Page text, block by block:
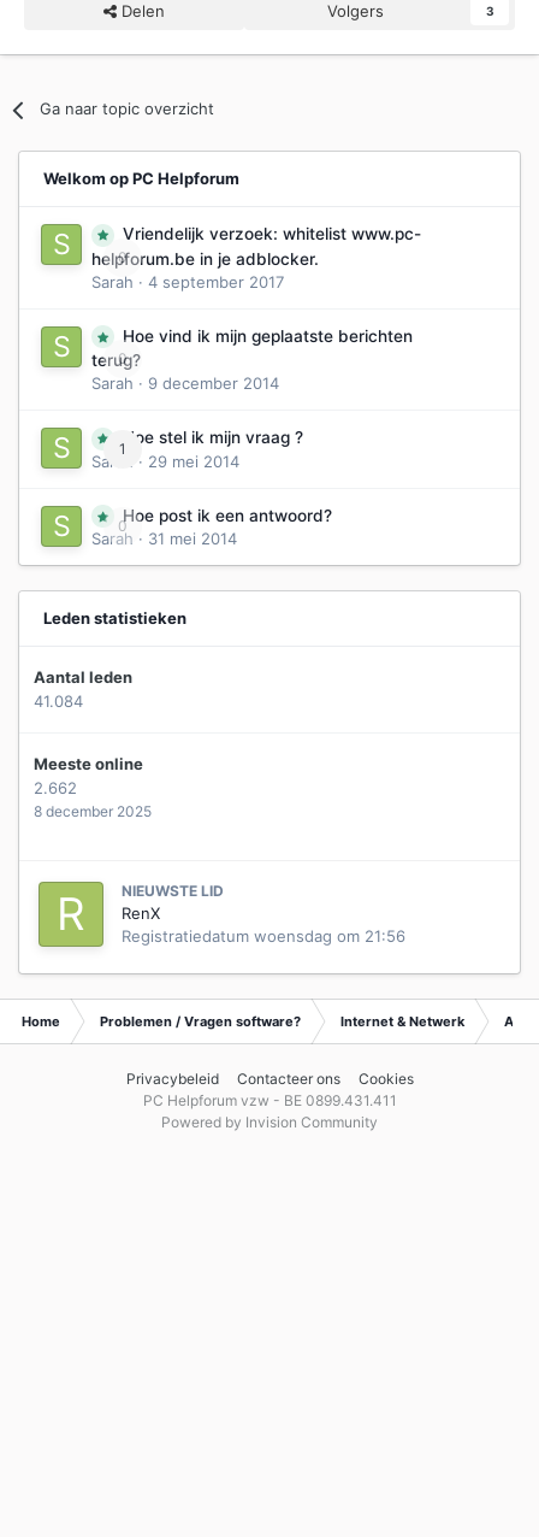
Delen Volgers 3
Ga naar topic overzicht
Welkom op PC Helpforum
0
Vriendelijk verzoek: whitelist www.pc-
helpforum.be in je adblocker.
Sarah · 4 september 2017
0
Hoe vind ik mijn geplaatste berichten
terug?
Sarah · 9 december 2014
1
Hoe stel ik mijn vraag ?
Sarah
· 29 mei 2014
0
Hoe post ik een antwoord?
Sarah · 31 mei 2014
Leden statistieken
Aantal leden
41.084
Meeste online
2.662
8 december 2025
NIEUWSTE LID
RenX
Registratiedatum woensdag om 21:56
Home Problemen / Vragen software? Internet & Netwerk
Privacybeleid Contacteer ons
Cookies
PC Helpforum vzw - BE 0899.431.411
Powered by Invision Community